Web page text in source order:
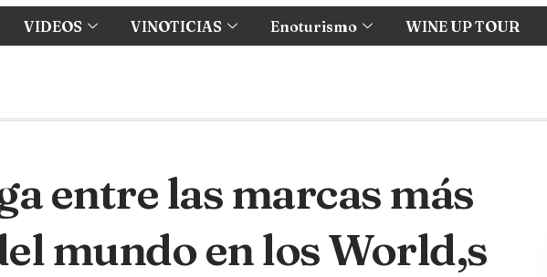
VIDEOS VINOTICIAS Enoturismo WINE UP TOUR
entre las marcas más
mundo en los World,s